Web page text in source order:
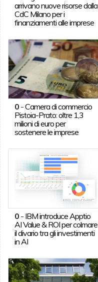
arrivano nuove risorse dalla
CdC Milano per i
finanziamenti alle imprese
0-Camera di commercio
Pistoia-Prato: oltre 1,3
milioni di euro per
sostenere le imprese
0- IBM introduce Apptio
AI Value & ROI per colmare
il divario tra gli investimenti
in AI